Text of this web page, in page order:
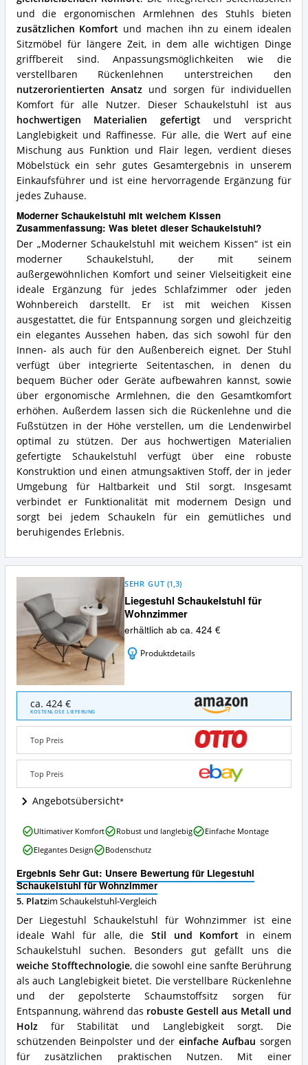
und die ergonomischen Armlehnen des Stuhls bieten
zusätzlichen Komfort und machen ihn zu einem idealen
Sitzmöbel für längere Zeit, in dem alle wichtigen Dinge
griffbereit sind. Anpassungsmöglichkeiten wie die
verstellbaren Rückenlehnen unterstreichen den
nutzerorientierten Ansatzund sorgen für individuellen
Komfort für alle Nutzer. Dieser Schaukelstuhl ist aus
hochwertigen Materialien gefertigt und verspricht
Langlebigkeit und Raffinesse. Für alle, die Wert auf eine
Mischung aus Funktion und Flair legen, verdient dieses
Möbelstück ein sehr gutes Gesamtergebnis in unserem
Einkaufsführer und ist eine hervorragende Ergänzung für
jedes Zuhause.
Moderner Schaukelstuhl mit weichem Kissen
Zusammenfassung: Was bietet dieser Schaukelstuhl?
Der „Moderner Schaukelstuhl mit weichem Kissen“ ist ein
moderner Schaukelstuhl, der mit seinem
außergewöhnlichen Komfort und seiner Vielseitigkeit eine
ideale Ergänzung für jedes Schlafzimmer oder jeden
Wohnbereich darstellt. Er ist mit weichen Kissen
ausgestattet, die für Entspannung sorgen und gleichzeitig
ein elegantes Aussehen haben, das sich sowohl für den
Innen- als auch für den Außenbereich eignet. Der Stuhl
verfügt über integrierte Seitentaschen, in denen du
bequem Bücher oder Geräte aufbewahren kannst, sowie
über ergonomische Armlehnen, die den Gesamtkomfort
erhöhen. Außerdem lassen sich die Rückenlehne und die
Fußstützen in der Höhe verstellen, um die Lendenwirbel
optimal zu stützen. Der aus hochwertigen Materialien
gefertigte Schaukelstuhl verfügt über eine robuste
Konstruktion und einen atmungsaktiven Stoff, der in jeder
Umgebung für Haltbarkeit und Stil sorgt. Insgesamt
verbindet er Funktionalität mit modernem Design und
sorgt bei jedem Schaukeln für ein gemütliches und
beruhigendes Erlebnis.
Liegestuhl Schaukelstuhl für
Wohnzimmer
SEHR GUT (1,3)
erhältlich ab ca. 424 €
Produktdetails
Liegestuhl
Schaukelstuhl
für
Wohnzimmer
Angebote:
Wo
dieser
Schaukelstuhl
erhältlich?
ca. 424 €
KOSTENLOSE LIEFERUNG
Top Preis
Top Preis
Angebotsübersicht
Ergebnis Sehr Gut: Unsere Bewertung für Liegestuhl
Schaukelstuhl für Wohnzimmer
5. Platzim Schaukelstuhl-Vergleich
Der Liegestuhl Schaukelstuhl für Wohnzimmer ist eine
ideale Wahl für alle, dieStil und Komfort in einem
Schaukelstuhl suchen. Besonders gut gefällt uns die
weiche Stofftechnologie, die sowohl eine sanfte Berührung
als auch Langlebigkeit bietet. Die verstellbare Rückenlehne
und der gepolsterte Schaumstoffsitz sorgen für
Entspannung, während das robuste Gestell aus Metall und
Holzfür Stabilität und Langlebigkeit sorgt. Die
schützenden Beinpolster und der einfache Aufbau sorgen
für zusätzlichen praktischen Nutzen. Mit einer
Liegestuhl
Schaukelstuhl
für
Vorteile:
Was
spricht
für
diesen
Schaukelstuhl?
Ultimativer Komfort Robust und langlebig
Einfache Montage
Elegantes Design
Bodenschutz